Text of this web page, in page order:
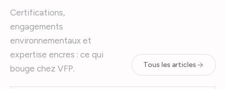
Certifications,
engagements
environnementaux et
expertise encres : ce qui
bouge chez VFP.
Tous les articles